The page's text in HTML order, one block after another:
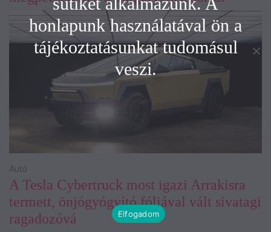
A Tesla Cybertruck most igazi Arrakisra
termett, önjógyógyító fóliával vált sivatagi
ragadozóvá
Autó
honlapunk használatával ön a
tájékoztatásunkat tudomásul
veszi.
Elfogadom